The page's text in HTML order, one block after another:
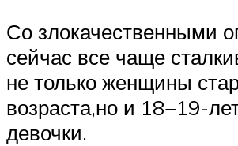
Со злокачественными
сейчас все чаще
не только женщины
возраста,но и 18−19-
девочки.